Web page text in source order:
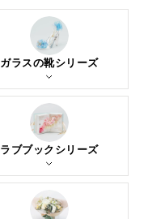
ガラスの靴シリーズ
ラブブックシリーズ